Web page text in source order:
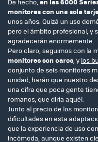
monitores con una sola
unos años. Quizá un uso
pero el ámbito profesional, y
agradecerán enormemente.
Pero claro, seguimos con la
monitores son caros , y los
conjunto de seis monitores
unidad, harán que nuestro
una cifra que poca gente
romanos, que diría aquél.
Junto al precio de los
dificultades en esta
que la experiencia de uso
incómoda, aunque existen